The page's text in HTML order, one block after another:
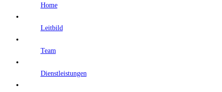
Home
Leitbild
Team
Dienstleistungen